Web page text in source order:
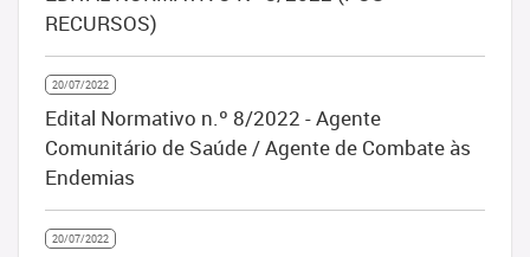
RECURSOS)
20/07/2022
Edital Normativo n.º 8/2022 - Agente
Comunitário de Saúde / Agente de Combate às
Endemias
20/07/2022